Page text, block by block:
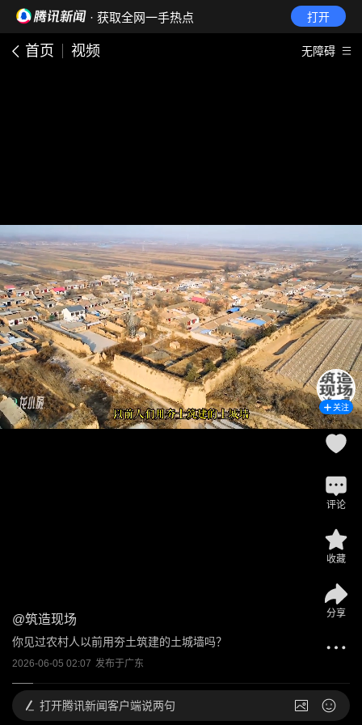
· 获取全网一手热点 打开
首页 视频 无障碍
@筑造现场
你见过农村人以前用夯土筑建的土城墙吗？
2026-06-05 02:07 发布于广东
关注
评论
收藏
分享
打开腾讯新闻客户端说两句